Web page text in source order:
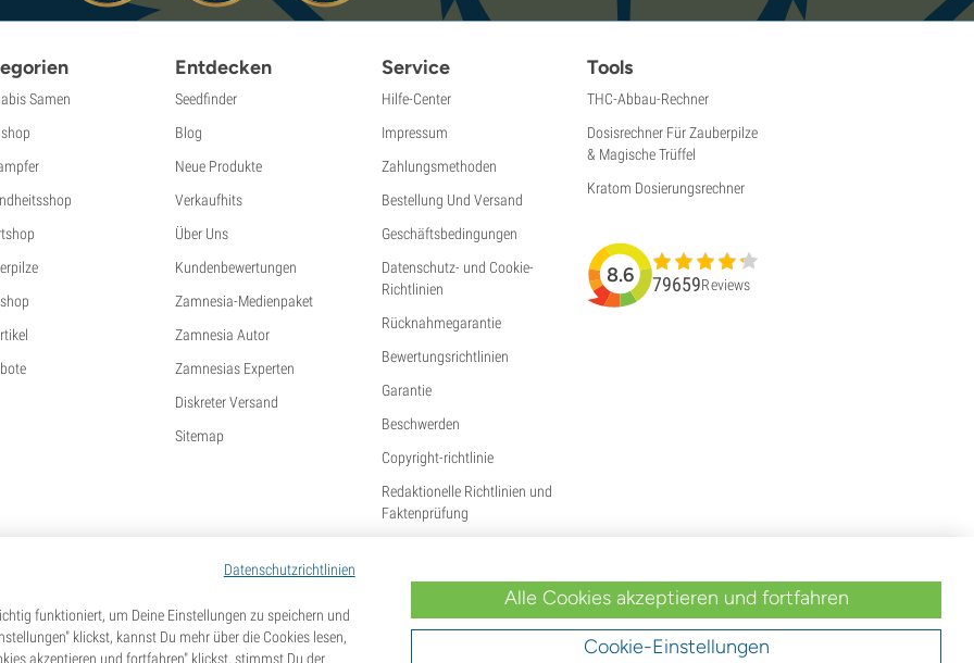
Samen
Entdecken
Seedfinder
Blog
Neue Produkte
Verkaufhits
Über Uns
Kundenbewertungen
Zamnesia-Medienpaket
Zamnesia Autor
Zamnesias Experten
Diskreter Versand
Sitemap
Service
Hilfe-Center
Impressum
Zahlungsmethoden
Bestellung Und Versand
Geschäftsbedingungen
Datenschutz- und Cookie-
Richtlinien
Rücknahmegarantie
Bewertungsrichtlinien
Garantie
Beschwerden
Copyright-richtlinie
Redaktionelle Richtlinien und
Faktenprüfung
Tools
THC-Abbau-Rechner
Dosisrechner Für Zauberpilze
& Magische Trüffel
Kratom Dosierungsrechner
8.6 79659Reviews
Datenschutzrichtlinien
funktioniert, um Deine Einstellungen zu speichern und
klickst, kannst Du mehr über die Cookies lesen,
akzeptieren und fortfahren" klickst, stimmst Du der
Alle Cookies akzeptieren und fortfahren
Cookie-Einstellungen